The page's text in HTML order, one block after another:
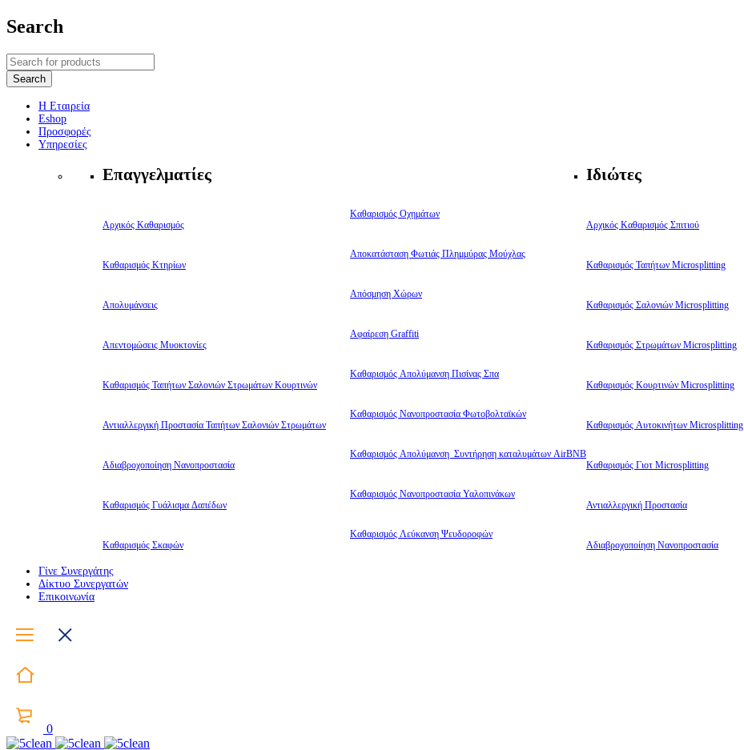
Search
Η Εταιρεία
Eshop
Προσφορές
Υπηρεσίες
Επαγγελματίες
Αρχικός Καθαρισμός
Καθαρισμός Κτηρίων
Απολυμάνσεις
Απεντομώσεις Μυοκτονίες
Καθαρισμός Ταπήτων Σαλονιών Στρωμάτων Κουρτινών
Αντιαλλεργική Προστασία Ταπήτων Σαλονιών Στρωμάτων
Αδιαβροχοποίηση Νανοπροστασία
Καθαρισμός Γυάλισμα Δαπέδων
Καθαρισμός Σκαφών
Καθαρισμός Οχημάτων
Αποκατάσταση Φωτιάς Πλημμύρας Μούχλας
Απόσμηση Χώρων
Αφαίρεση Graffiti
Καθαρισμός Απολύμανση Πισίνας Σπα
Καθαρισμός Νανοπροστασία Φωτοβολταϊκών
Καθαρισμός Απολύμανση Συντήρηση καταλυμάτων AirBNB
Καθαρισμός Νανοπροστασία Υαλοπινάκων
Καθαρισμός Λεύκανση Ψευδοροφών
Ιδιώτες
Αρχικός Καθαρισμός Σπιτιού
Καθαρισμός Ταπήτων Microsplitting
Καθαρισμός Σαλονιών Microsplitting
Καθαρισμός Στρωμάτων Microsplitting
Καθαρισμός Κουρτινών Microsplitting
Καθαρισμός Αυτοκινήτων Microsplitting
Καθαρισμός Γιοτ Microsplitting
Αντιαλλεργική Προστασία
Αδιαβροχοποίηση Νανοπροστασία
Γίνε Συνεργάτης
Δίκτυο Συνεργατών
Επικοινωνία
0